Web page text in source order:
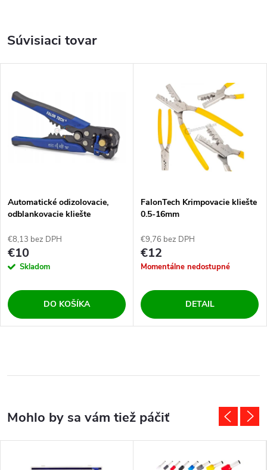
Súvisiaci tovar
Automatické odizolovacie,
odblankovacie kliešte
€8,13 bez DPH
€10
Skladom
DO KOŠÍKA
FalonTech Krimpovacie kliešte
0.5-16mm
€9,76 bez DPH
€12
Momentálne nedostupné
DETAIL